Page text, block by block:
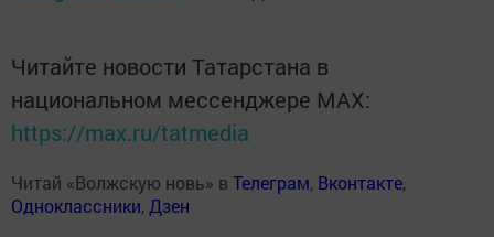
Читайте новости Татарстана в
национальном мессенджере MАХ:
https://max.ru/tatmedia
Читай «Волжскую новь» в Телеграм, Вконтакте,
Одноклассники, Дзен